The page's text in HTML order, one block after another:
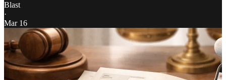
Blast
·
Mar 16